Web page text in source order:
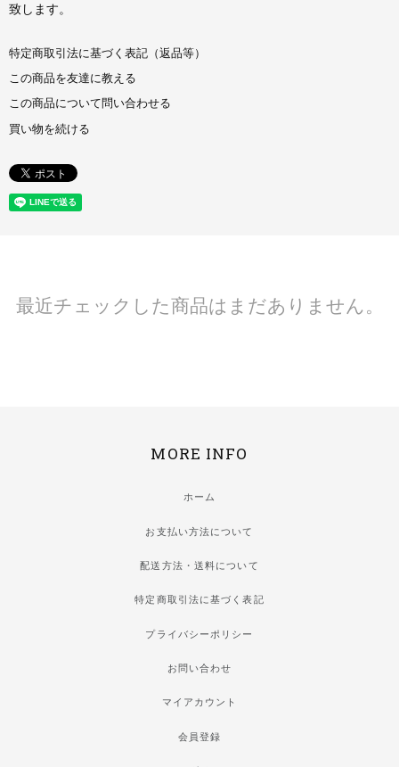
致します。
特定商取引法に基づく表記（返品等）
この商品を友達に教える
この商品について問い合わせる
買い物を続ける
最近チェックした商品はまだありません。
MORE INFO
ホーム
お支払い方法について
配送方法・送料について
特定商取引法に基づく表記
プライバシーポリシー
お問い合わせ
マイアカウント
会員登録